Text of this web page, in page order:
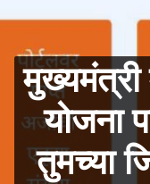
मुख्यमंत्री
योजना
तुमच्या